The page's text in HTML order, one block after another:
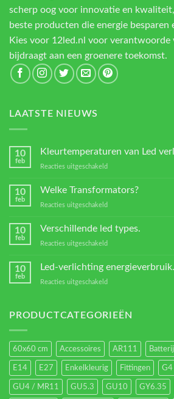
scherp oog voor innovatie en
beste producten die energie besparen
Kies voor 12led.nl voor verantwoorde
bijdraagt aan een groenere toekomst.
LAATSTE NIEUWS
10
feb
Kleurtemperaturen van Led
Reacties uitgeschakeld
verlichting
10
feb
Welke Transformators?
Reacties uitgeschakeld
Transformators?
10
feb
Verschillende led types.
Reacties uitgeschakeld
10
feb
Led-verlichting energieverbruik.
Reacties uitgeschakeld
energieverbruik.
PRODUCTCATEGORIEËN
60x60 cm Accessoires AR111
E14 E27 Enkelkleurig Fittingen G4
GU4 / MR11 GU5.3 GU10 GY6.35